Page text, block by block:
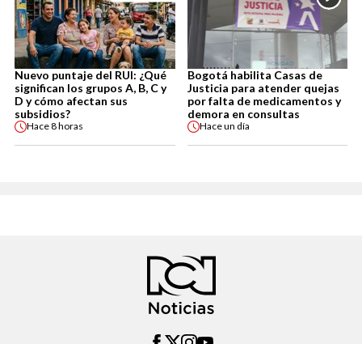
Nuevo puntaje del RUI: ¿Qué
significan los grupos A, B, C y
D y cómo afectan sus
subsidios?
Hace8 horas
Bogotá habilita Casas de
Justicia para atender quejas
por falta de medicamentos y
demora en consultas
Haceun día